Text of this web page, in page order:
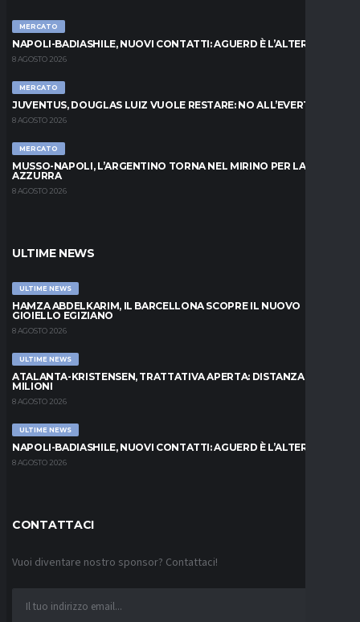
MERCATO
NAPOLI-BADIASHILE, NUOVI CONTATTI: AGUERD È L’ALTERNATIVA
8 AGOSTO 2026
MERCATO
JUVENTUS, DOUGLAS LUIZ VUOLE RESTARE: NO ALL’EVERTON
8 AGOSTO 2026
MERCATO
MUSSO-NAPOLI, L’ARGENTINO TORNA NEL MIRINO PER LA PORTA
AZZURRA
8 AGOSTO 2026
ULTIME NEWS
ULTIME NEWS
HAMZA ABDELKARIM, IL BARCELLONA SCOPRE IL NUOVO
GIOIELLO EGIZIANO
8 AGOSTO 2026
ULTIME NEWS
ATALANTA-KRISTENSEN, TRATTATIVA APERTA: DISTANZA DI 5
MILIONI
8 AGOSTO 2026
ULTIME NEWS
NAPOLI-BADIASHILE, NUOVI CONTATTI: AGUERD È L’ALTERNATIVA
8 AGOSTO 2026
CONTATTACI
Vuoi diventare nostro sponsor? Contattaci!